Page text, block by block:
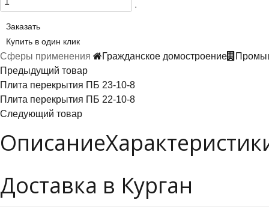
.
Заказать
Купить в один клик
Сферы применения Гражданское домостроение
Предыдущий товар
Плита перекрытия ПБ 23-10-8
Плита перекрытия ПБ 22-10-8
Следующий товар
Описание
Доставка в Курган